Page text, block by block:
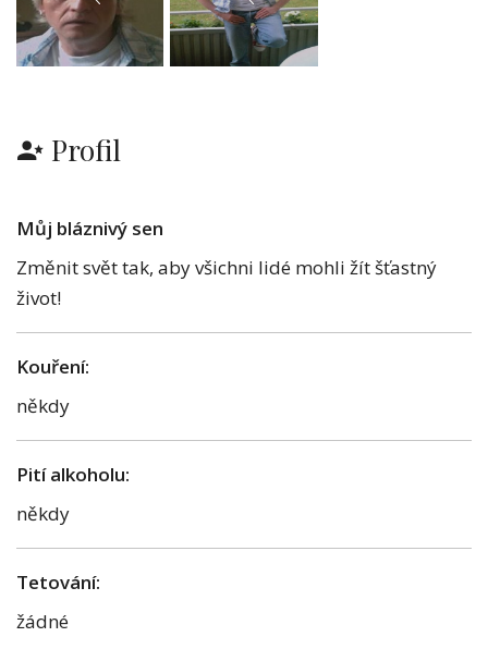
Profil
Můj bláznivý sen
Změnit svět tak, aby všichni lidé mohli žít šťastný
život!
Kouření:
někdy
Pití alkoholu:
někdy
Tetování:
žádné